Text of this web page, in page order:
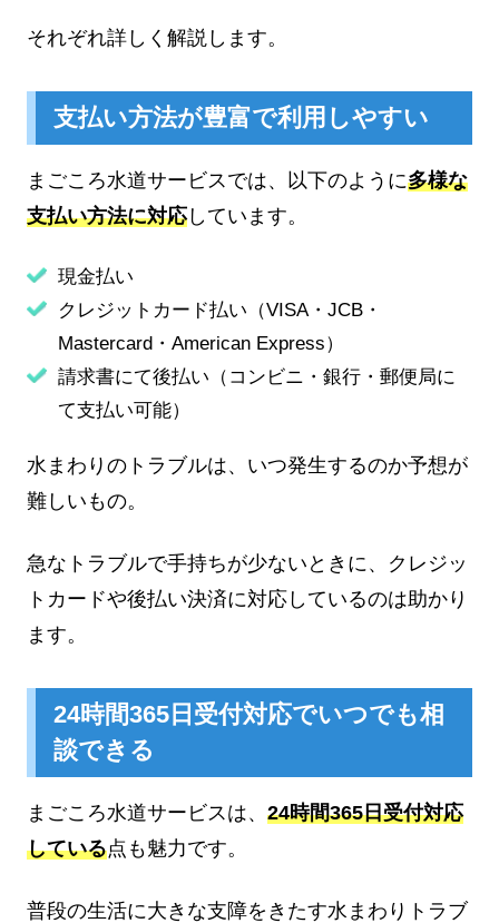
それぞれ詳しく解説します。
支払い方法が豊富で利用しやすい
まごころ水道サービスでは、以下のように多様な
支払い方法に対応しています。
現金払い
クレジットカード払い（VISA・JCB・
Mastercard・American Express）
請求書にて後払い（コンビニ・銀行・郵便局に
て支払い可能）
水まわりのトラブルは、いつ発生するのか予想が
難しいもの。
急なトラブルで手持ちが少ないときに、クレジッ
トカードや後払い決済に対応しているのは助かり
ます。
24時間365日受付対応でいつでも相
談できる
まごころ水道サービスは、 24時間365日受付対応
している点も魅力です。
普段の生活に大きな支障をきたす水まわりトラブ